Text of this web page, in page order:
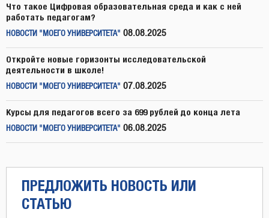
Что такое Цифровая образовательная среда и как с ней
работать педагогам?
НОВОСТИ "МОЕГО УНИВЕРСИТЕТА" 08.08.2025
Откройте новые горизонты исследовательской
деятельности в школе!
НОВОСТИ "МОЕГО УНИВЕРСИТЕТА" 07.08.2025
Курсы для педагогов всего за 699 рублей до конца лета
НОВОСТИ "МОЕГО УНИВЕРСИТЕТА" 06.08.2025
ПРЕДЛОЖИТЬ НОВОСТЬ ИЛИ
СТАТЬЮ